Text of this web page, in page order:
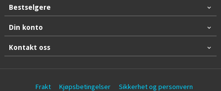
Bestselgere
Din konto
Kontakt oss
Frakt Kjøpsbetingelser Sikkerhet og personvern